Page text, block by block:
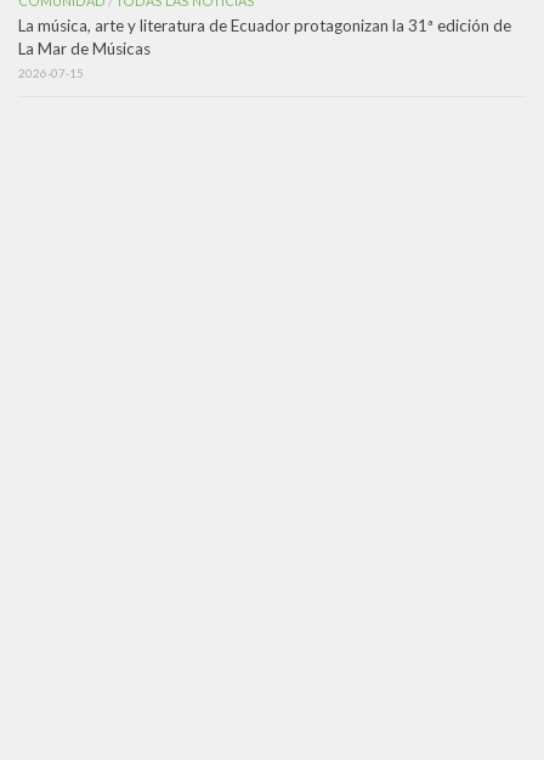
La música, arte y literatura de Ecuador protagonizan la 31ª edición de
La Mar de Músicas
2026-07-15